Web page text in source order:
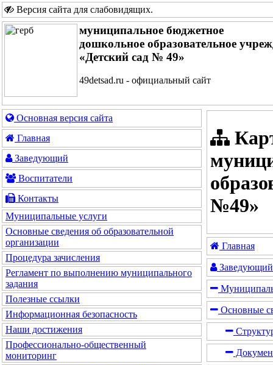
Версия сайта для слабовидящих.
муниципальное бюджетное
дошкольное образовательное
«Детский сад № 49»
49detsad.ru - официальный сайт
Основная версия сайта
Главная
Заведующий
Воспитатели
Контакты
Муниципальные услуги
Основные сведения об образовательной
организации
Процедура зачисления
Регламент по выполнению муниципального
задания
Полезные ссылки
Информационная безопасность
Наши достижения
Профессионально-общественный
мониторинг
№49»
Главная
Заведующий
Основные